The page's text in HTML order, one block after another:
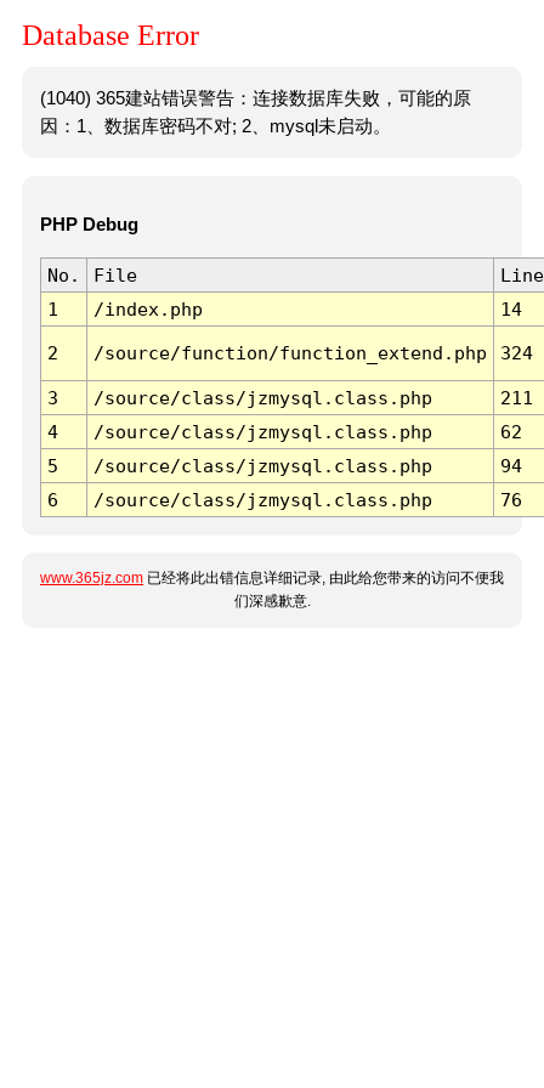
Database Error
(1040) 365建站错误警告：连接数据库失败，可能的原
因：1、数据库密码不对; 2、mysql未启动。
PHP Debug
No. File
Line
1
/index.php 14
2 /source/function/function_extend.php 324
3 /source/class/jzmysql.class.php
211
4
/source/class/jzmysql.class.php
62
5
/source/class/jzmysql.class.php
94
6
/source/class/jzmysql.class.php 76
www.365jz.com 已经将此出错信息详细记录, 由此给您带来的访问不便我
们深感歉意.